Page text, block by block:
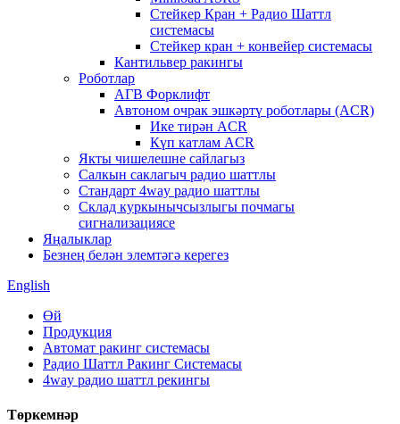
Стейкер Кран + Радио Шаттл
системасы
Стейкер кран + конвейер системасы
Кантильвер ракингы
Роботлар
АГВ Форклифт
Автоном очрак эшкәртү роботлары (ACR)
Ике тирән ACR
Күп катлам ACR
Якты чишелешне сайлагыз
Салкын саклагыч радио шаттлы
Стандарт 4way радио шаттлы
Склад куркынычсызлыгы почмагы
сигнализациясе
Яңалыклар
Безнең белән элемтәгә керегез
English
Өй
Продукция
Автомат ракинг системасы
Радио Шаттл Ракинг Системасы
4way радио шаттл рекингы
Төркемнәр